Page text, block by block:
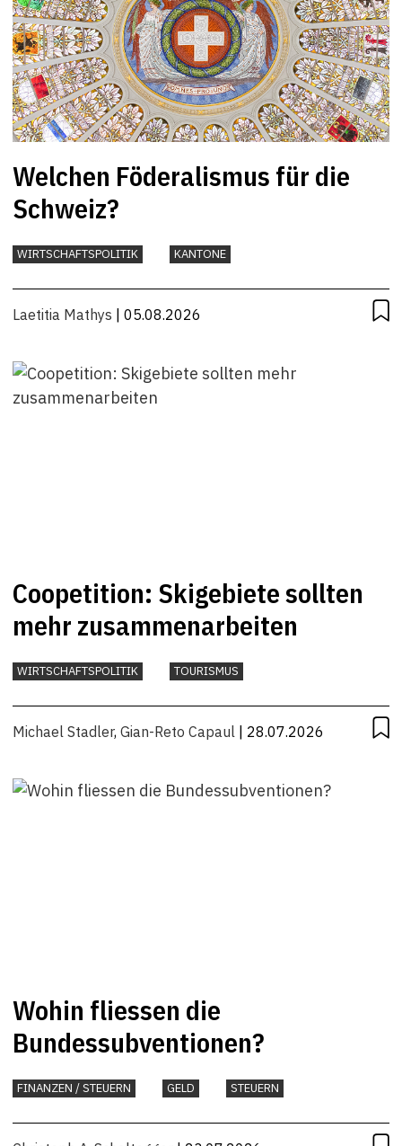
Welchen Föderalismus für die
Schweiz?
WIRTSCHAFTSPOLITIK KANTONE
Laetitia Mathys | 05.08.2026
Coopetition: Skigebiete sollten
mehr zusammenarbeiten
WIRTSCHAFTSPOLITIK TOURISMUS
Michael Stadler, Gian-Reto Capaul | 28.07.2026
Wohin fliessen die
Bundessubventionen?
FINANZEN / STEUERN GELD STEUERN